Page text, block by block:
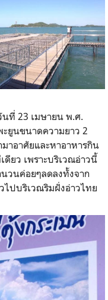
23 เมษายน พ.ศ.
ะยูนขนาดความยาว 2
าอาศัยและหาอาหารกิน
ดียว เพราะบริเวณอ่าวนี้
วนค่อยๆลดลงทั้งจาก
ปบริเวณริมฝั่งอ่าวไทย